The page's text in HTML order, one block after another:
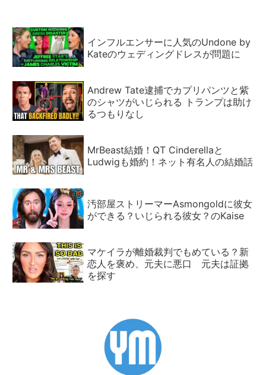
インフルエンサーに人気のUndone by
Kateのウェディングドレスが問題に
Andrew Tate逮捕でカプリパンツと紫
のシャツがいじられる トランプは助け
るつもりなし
MrBeast結婚！QT Cinderellaと
Ludwigも婚約！ネット有名人の結婚話
汚部屋ストリーマーAsmongoldに彼女
ができる？いじられる彼女？のKaise
マケイラが離婚裁判でもめている？新
恋人を褒め、元夫に悪口 元夫は証拠
を探す